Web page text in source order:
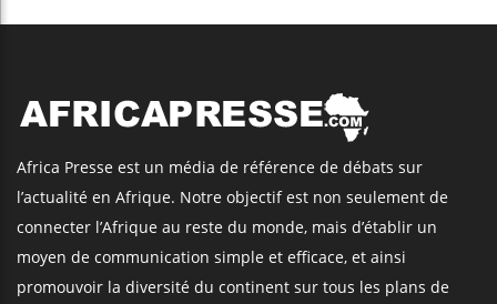
Africa Presse est un média de référence de débats sur
l’actualité en Afrique. Notre objectif est non seulement de
connecter l’Afrique au reste du monde, mais d’établir un
moyen de communication simple et efficace, et ainsi
promouvoir la diversité du continent sur tous les plans de